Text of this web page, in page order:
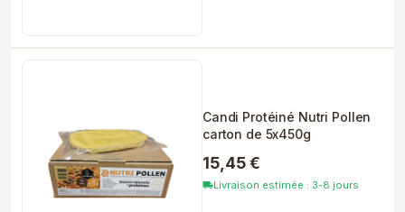
Candi Protéiné Nutri Pollen
carton de 5x450g
15,45 €
local_shippingLivraison estimée : 3-8 jours